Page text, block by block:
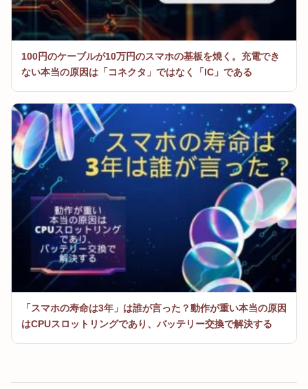
100円のケーブルが10万円のスマホの基板を焼く。充電でき
ない本当の原因は「コネクタ」ではなく「IC」である
「スマホの寿命は3年」は誰が言った？動作が重い本当の原因
はCPUスロットリングであり、バッテリー交換で解決する